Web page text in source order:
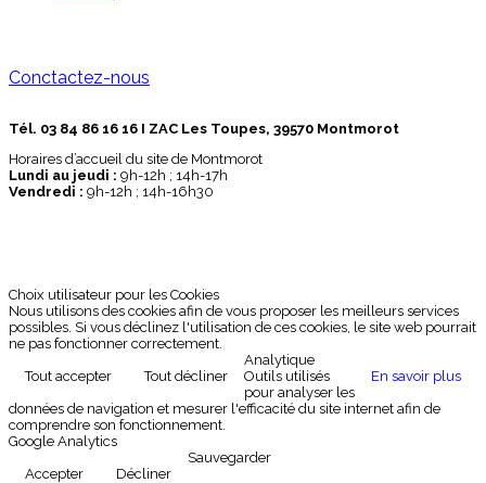
Conctactez-nous
Tél. 03 84 86 16 16 I ZAC Les Toupes, 39570 Montmorot
Horaires d’accueil du site de Montmorot
Lundi au jeudi : 9h-12h ; 14h-17h
Vendredi : 9h-12h ; 14h-16h30
Choix utilisateur pour les Cookies
Nous utilisons des cookies afin de vous proposer les meilleurs services
possibles. Si vous déclinez l'utilisation de ces cookies, le site web pourrait
ne pas fonctionner correctement.
Tout accepter
Tout décliner En savoir plus
Analytique
Outils utilisés
pour analyser les
données de navigation et mesurer l'efficacité du site internet afin de
comprendre son fonctionnement.
Google Analytics
Accepter
Décliner
Sauvegarder